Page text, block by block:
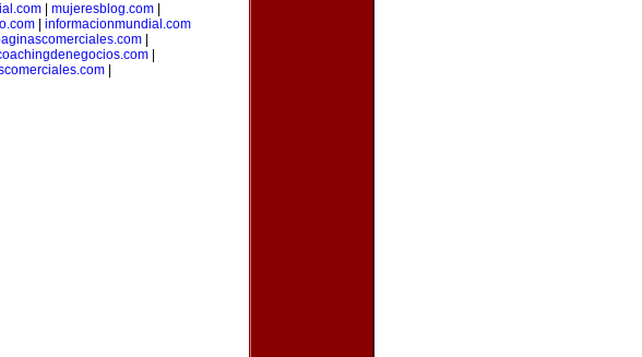
mujeresblog.com
informacionmundial.com
|
|
|